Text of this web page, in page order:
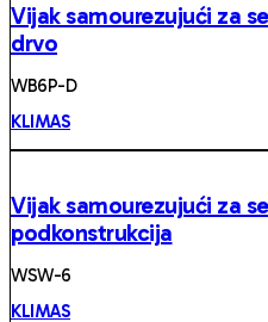
Vijak samourezujući za
drvo
WB6P-D
KLIMAS
Vijak samourezujući za
podkonstrukcija
WSW-6
KLIMAS